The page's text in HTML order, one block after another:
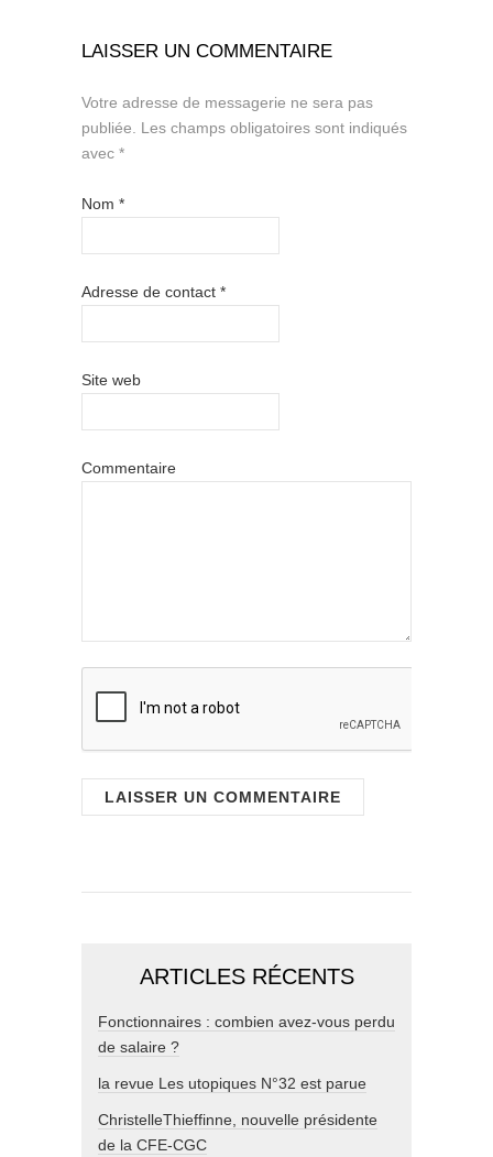
LAISSER UN COMMENTAIRE
Votre adresse de messagerie ne sera pas
publiée.
Les champs obligatoires sont indiqués
avec *
Nom *
Adresse de contact *
Site web
Commentaire
ARTICLES RÉCENTS
Fonctionnaires : combien avez-vous perdu
de salaire ?
la revue Les utopiques N°32 est parue
ChristelleThieffinne, nouvelle présidente
de la CFE-CGC